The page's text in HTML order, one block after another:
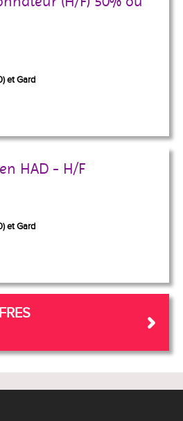
et Gard
HAD - H/F
et Gard